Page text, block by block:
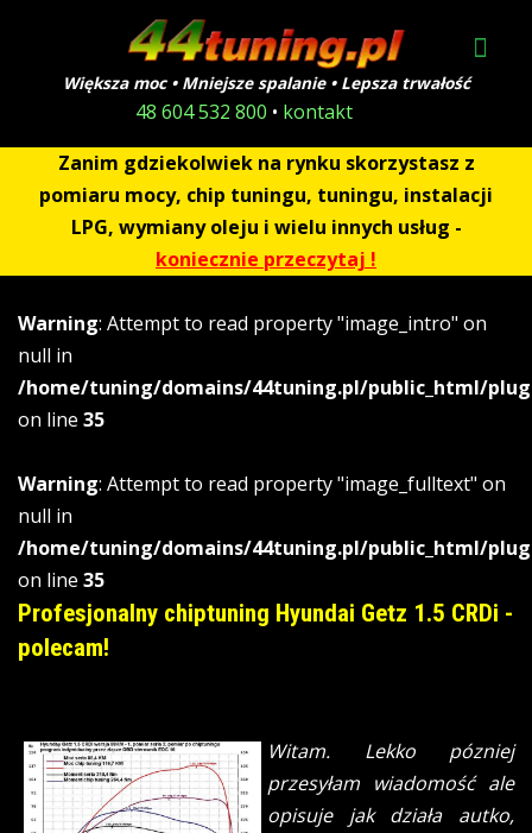
Większa moc • Mniejsze spalanie • Lepsza trwałość
48 604 532 800 • kontakt
Zanim gdziekolwiek na rynku skorzystasz z
pomiaru mocy, chip tuningu, tuningu, instalacji
LPG, wymiany oleju i wielu innych usług -
koniecznie przeczytaj !
Warning: Attempt to read property "image_intro" on
null in
/home/tuning/domains/44tuning.pl/public_html/
on line 35
Warning: Attempt to read property "image_fulltext" on
null in
/home/tuning/domains/44tuning.pl/public_html/
on line 35
Profesjonalny chiptuning Hyundai Getz 1.5 CRDi -
polecam!
Witam. Lekko pózniej
przesyłam wiadomość ale
opisuje jak działa autko,